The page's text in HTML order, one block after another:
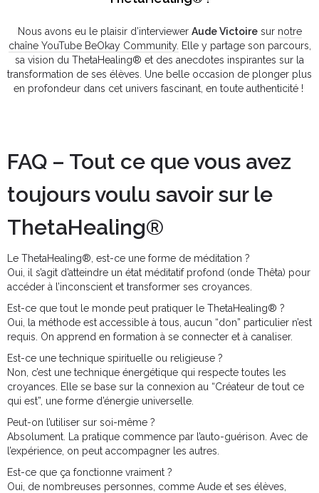
Nous avons eu le plaisir d’interviewer Aude Victoiresur notre
chaîne YouTube BeOkay Community. Elle y partage son parcours,
sa vision du ThetaHealing® et des anecdotes inspirantes sur la
transformation de ses élèves. Une belle occasion de plonger plus
en profondeur dans cet univers fascinant, en toute authenticité !
FAQ – Tout ce que vous avez
toujours voulu savoir sur le
ThetaHealing®
Le ThetaHealing®, est-ce une forme de méditation ?
Oui, il s’agit d’atteindre un état méditatif profond (onde Thêta) pour
accéder à l’inconscient et transformer ses croyances.
Est-ce que tout le monde peut pratiquer le ThetaHealing® ?
Oui, la méthode est accessible à tous, aucun “don” particulier n’est
requis. On apprend en formation à se connecter et à canaliser.
Est-ce une technique spirituelle ou religieuse ?
Non, c’est une technique énergétique qui respecte toutes les
croyances. Elle se base sur la connexion au “Créateur de tout ce
qui est”, une forme d’énergie universelle.
Peut-on l’utiliser sur soi-même ?
Absolument. La pratique commence par l’auto-guérison. Avec de
l’expérience, on peut accompagner les autres.
Est-ce que ça fonctionne vraiment ?
Oui, de nombreuses personnes, comme Aude et ses élèves,